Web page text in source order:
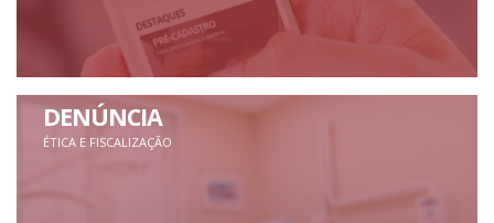
DENÚNCIA
ÉTICA E FISCALIZAÇÃO